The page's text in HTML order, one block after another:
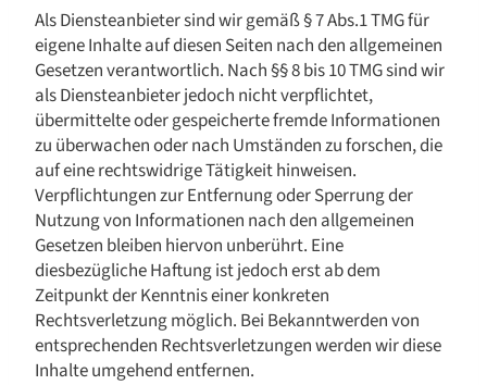
Als Diensteanbieter sind wir gemäß § 7 Abs.1 TMG für
eigene Inhalte auf diesen Seiten nach den allgemeinen
Gesetzen verantwortlich. Nach §§ 8 bis 10 TMG sind wir
als Diensteanbieter jedoch nicht verpflichtet,
übermittelte oder gespeicherte fremde Informationen
zu überwachen oder nach Umständen zu forschen, die
auf eine rechtswidrige Tätigkeit hinweisen.
Verpflichtungen zur Entfernung oder Sperrung der
Nutzung von Informationen nach den allgemeinen
Gesetzen bleiben hiervon unberührt. Eine
diesbezügliche Haftung ist jedoch erst ab dem
Zeitpunkt der Kenntnis einer konkreten
Rechtsverletzung möglich. Bei Bekanntwerden von
entsprechenden Rechtsverletzungen werden wir diese
Inhalte umgehend entfernen.